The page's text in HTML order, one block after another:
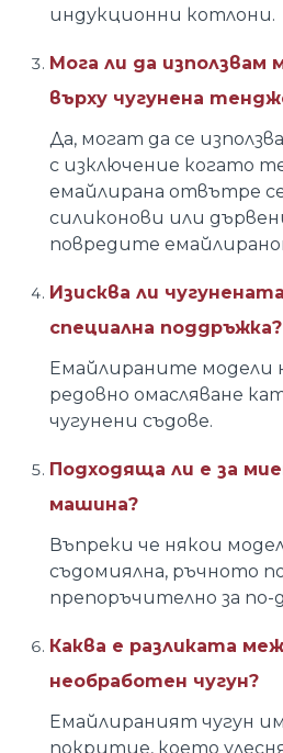
индукционни котлони.
Мога ли да използвам
върху чугунена
Да, могат да се
с изключение когато
емайлирана отвътре
силиконови или
повредите
Изисква ли
специална поддръжка?
Емайлираните модели
редовно омасляване
чугунени съдове.
Подходяща ли е за
машина?
Въпреки че някои
съдомиялна, ръчното
препоръчително за по-
Каква е разликата
необработен чугун?
Емайлираният чугун
покритие, което